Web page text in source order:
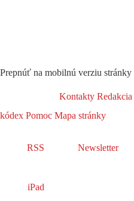
Prepnúť na mobilnú verziu stránky
Kontakty Redakcia
kódex Pomoc Mapa stránky
RSS Newsletter
iPad